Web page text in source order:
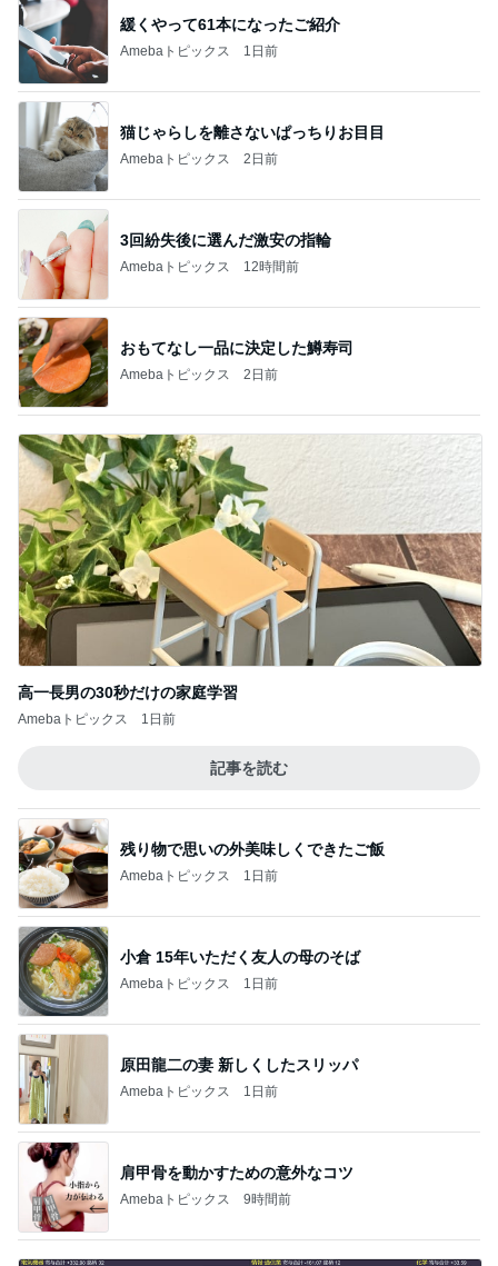
緩くやって61本になったご紹介
Amebaトピックス 1日前
猫じゃらしを離さないぱっちりお目目
Amebaトピックス 2日前
3回紛失後に選んだ激安の指輪
Amebaトピックス 12時間前
おもてなし一品に決定した鱒寿司
Amebaトピックス 2日前
高一長男の30秒だけの家庭学習
Amebaトピックス 1日前
記事を読む
残り物で思いの外美味しくできたご飯
Amebaトピックス 1日前
小倉 15年いただく友人の母のそば
Amebaトピックス 1日前
原田龍二の妻 新しくしたスリッパ
Amebaトピックス 1日前
肩甲骨を動かすための意外なコツ
Amebaトピックス 9時間前